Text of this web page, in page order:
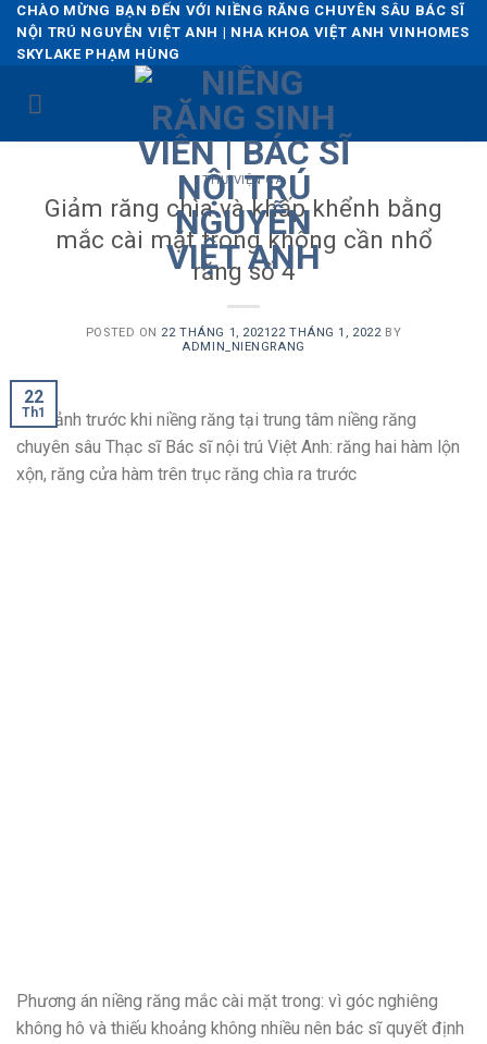
Skip
content
CHÀO MỪNG BẠN ĐẾN VỚI NIỀNG RĂNG CHUYÊN SÂU BÁC SĨ
NỘI TRÚ NGUYỄN VIỆT ANH | NHA KHOA VIỆT ANH VINHOMES
SKYLAKE PHẠM HÙNG
THƯ VIỆN CA
Giảm răng chìa và khấp khểnh bằng
mắc cài mặt trong không cần nhổ
răng số 4
POSTED ON 22 THÁNG 1, 2021 22 THÁNG 1, 2022 BY
ADMIN_NIENGRANG
22
Th1
Hình ảnh trước khi niềng răng tại trung tâm niềng răng
chuyên sâu Thạc sĩ Bác sĩ nội trú Việt Anh: răng hai hàm lộn
xộn, răng cửa hàm trên trục răng chìa ra trước
Phương án niềng răng mắc cài mặt trong: vì góc nghiêng
không hô và thiếu khoảng không nhiều nên bác sĩ quyết định